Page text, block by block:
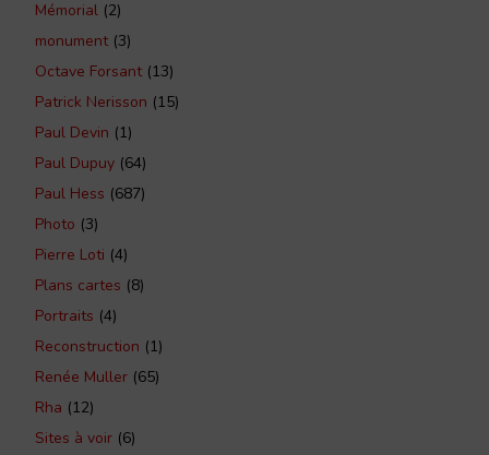
Mémorial (2)
monument(3)
Octave Forsant(13)
Patrick Nerisson (15)
Paul Devin (1)
Paul Dupuy (64)
Paul Hess (687)
Photo (3)
Pierre Loti (4)
Plans cartes (8)
Portraits (4)
Reconstruction (1)
Renée Muller (65)
Rha (12)
Sites à voir (6)